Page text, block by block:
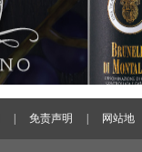
免责声明 网站地